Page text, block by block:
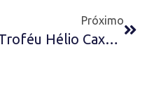
Próximo
Troféu Hélio Caxambu 2016 – Melhor Lateral-Esquerdo